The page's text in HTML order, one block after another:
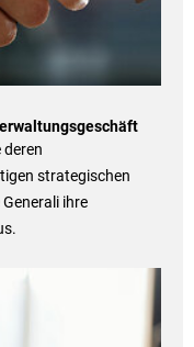
deren
strategischen
ihre